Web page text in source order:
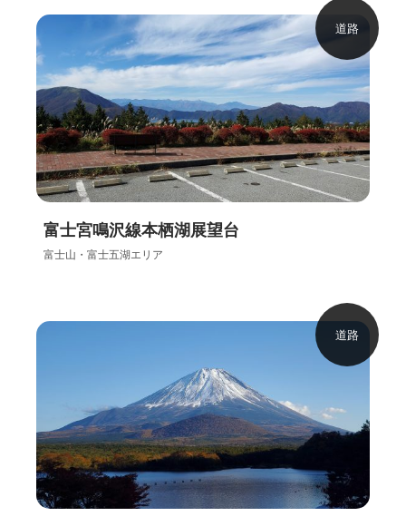
富士宮鳴沢線本栖湖展望台
富士山・富士五湖エリア
道路
道路